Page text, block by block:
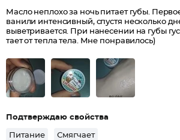
Масло неплохо за ночь питает губы.
ванили интенсивный, спустя несколько
выветривается. При нанесении на губы
тает от тепла тела. Мне понравилось)
Подтверждаю свойства
Питание Смягчает